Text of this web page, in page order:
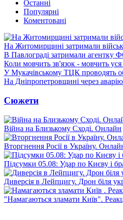
Останні
Популярні
Коментовані
На Житомирщині затримали
В Павлограді затримали агентку
Коли мовчить зв'язок - мовчить
У Мукачівському ТЦК проводять
На Дніпропетровщині через
Сюжети
Війна на Близькому Сході. Онлайн
Вторгнення Росії в Україну.
Підсумки 05.08: Удар по Києву і
Диверсія в Лейпцигу. Дрон біля
"Намагаються зламати Київ".